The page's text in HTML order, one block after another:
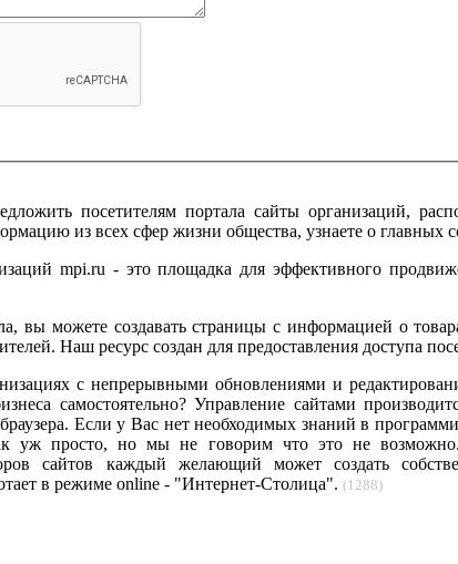
посетителям портала сайты организаций,
из всех сфер жизни общества, узнаете о главных
mpi.ru - это площадка для эффективного
вы можете создавать страницы с информацией о
Наш ресурс создан для предоставления доступа
с непрерывными обновлениями и
самостоятельно? Управление сайтами
Если у Вас нет необходимых знаний в
уж просто, но мы не говорим что это не
сайтов каждый желающий может создать
в режиме online - "Интернет-Столица". (1288)